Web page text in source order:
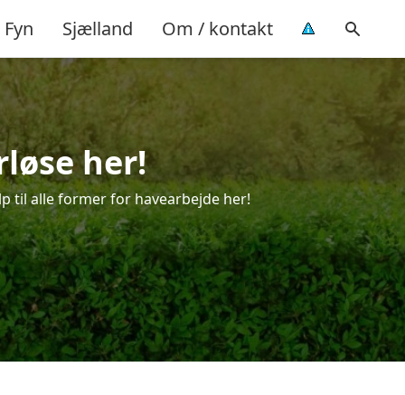
Fyn Sjælland Om / kontakt
her!
til alle former for havearbejde her!